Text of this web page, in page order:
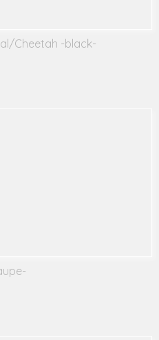
Cheetah -black-